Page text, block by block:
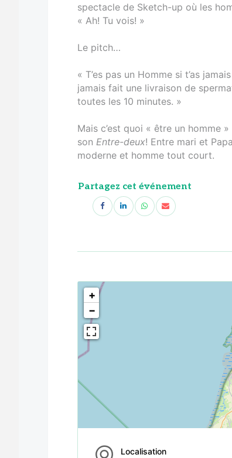
spectacle de Sketch-up où les
« Ah! Tu vois! »
Le pitch…
« T’es pas un Homme si t’as
jamais fait une livraison de
toutes les 10 minutes. »
Mais c’est quoi « être un homme
son Entre-deux! Entre mari et
moderne et homme tout court.
Partagez cet événement
<!---->
+
−
Localisation